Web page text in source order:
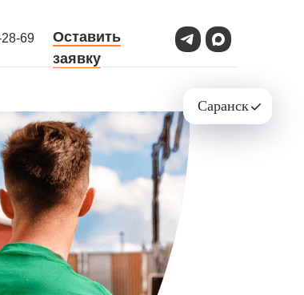
Оставить
заявку
69
Саранск